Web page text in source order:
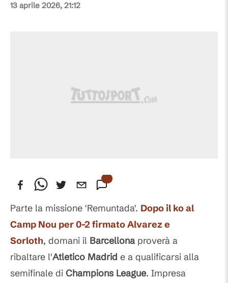
13 aprile 2026, 21:12
Parte la missione 'Remuntada'. Dopo il ko al
Camp Nou per 0-2 firmato Alvarez e
Sorloth, domani il Barcellona proverà a
ribaltare l'Atletico Madrid e a qualificarsi alla
semifinale di Champions League. Impresa